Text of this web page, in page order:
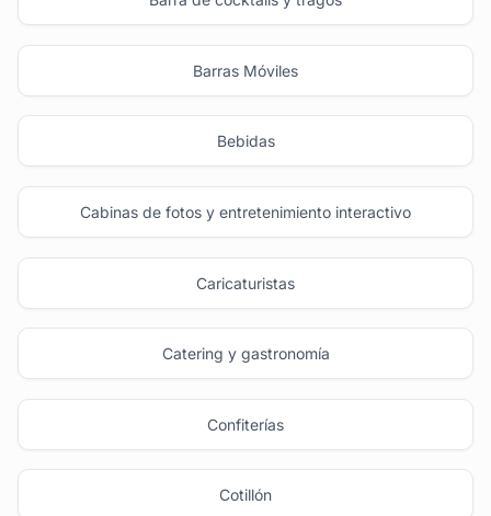
Barras Móviles
Bebidas
Cabinas de fotos y entretenimiento interactivo
Caricaturistas
Catering y gastronomía
Confiterías
Cotillón